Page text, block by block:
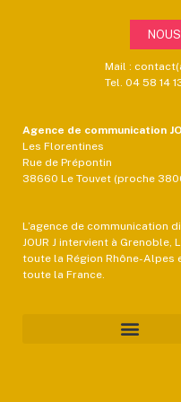
Mail :
Tel. 04 58 14
Agence de communication
Les Florentines
Rue de Prépontin
38660 Le Touvet (proche
L’agence de communication
JOUR J intervient à Grenoble,
toute la Région Rhône-Alpes
toute la France.